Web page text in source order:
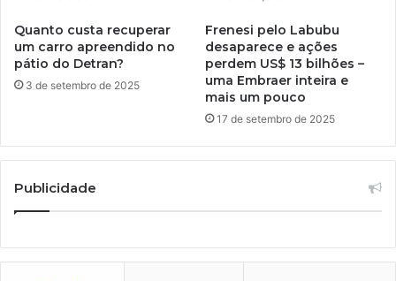
Quanto custa recuperar
um carro apreendido no
pátio do Detran?
3 de setembro de 2025
Frenesi pelo Labubu
desaparece e ações
perdem US$ 13 bilhões –
uma Embraer inteira e
mais um pouco
17 de setembro de 2025
Publicidade